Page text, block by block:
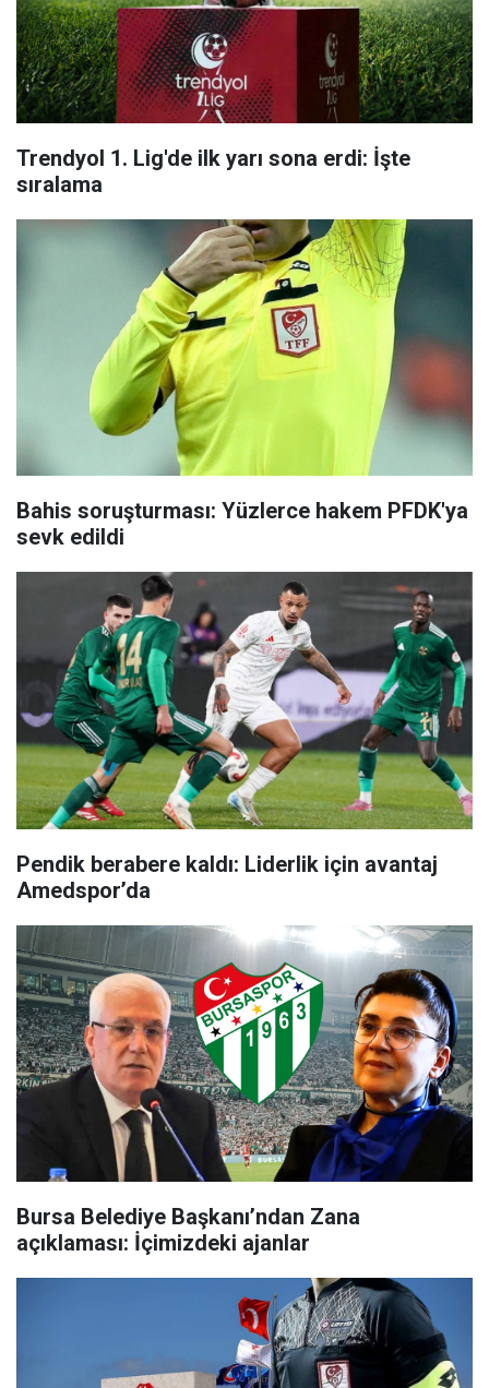
Trendyol 1. Lig'de ilk yarı sona erdi: İşte
sıralama
Bahis soruşturması: Yüzlerce hakem PFDK'ya
sevk edildi
Pendik berabere kaldı: Liderlik için avantaj
Amedspor’da
Bursa Belediye Başkanı’ndan Zana
açıklaması: İçimizdeki ajanlar